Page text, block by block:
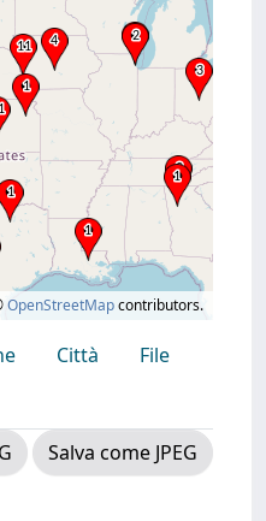
OpenStreetMapcontributors.
Città
File
Salva come JPEG